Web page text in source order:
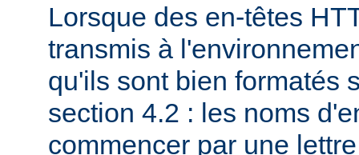
Lorsque des en-têtes
transmis à
qu'ils sont bien formatés
section 4.2 : les noms
commencer par une